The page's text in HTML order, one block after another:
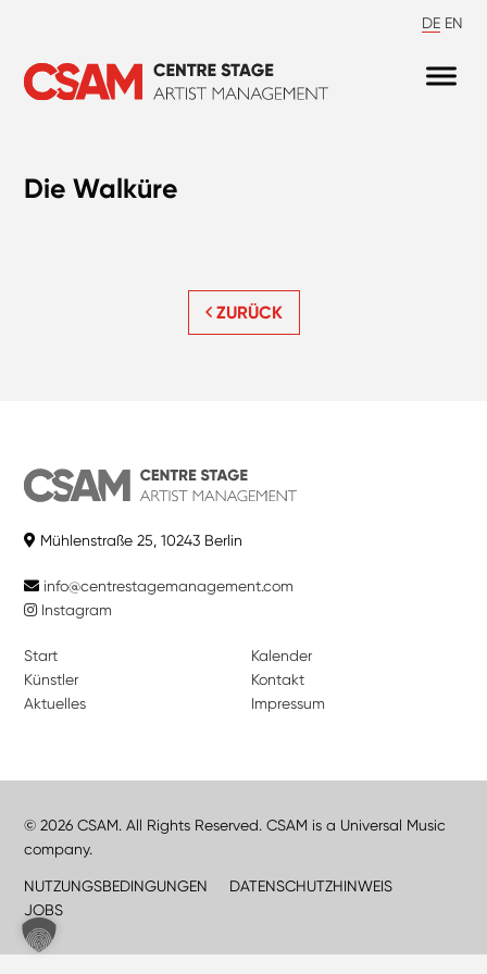
DE EN
Die Walküre
ZURÜCK
Mühlenstraße 25, 10243 Berlin
info@centrestagemanagement.com
Instagram
Start
Künstler
Aktuelles
Kalender
Kontakt
Impressum
© 2026 CSAM. All Rights Reserved. CSAM is a Universal Music
company.
NUTZUNGSBEDINGUNGEN
DATENSCHUTZHINWEIS
JOBS